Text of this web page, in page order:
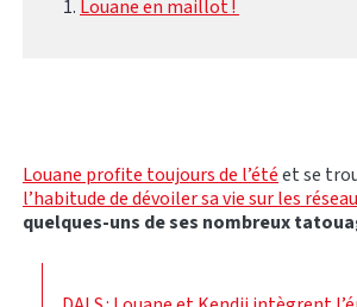
Louane en maillot !
Louane profite toujours de l’étéet se
l’habitude de dévoiler sa vie sur les
quelques-uns de ses nombreux